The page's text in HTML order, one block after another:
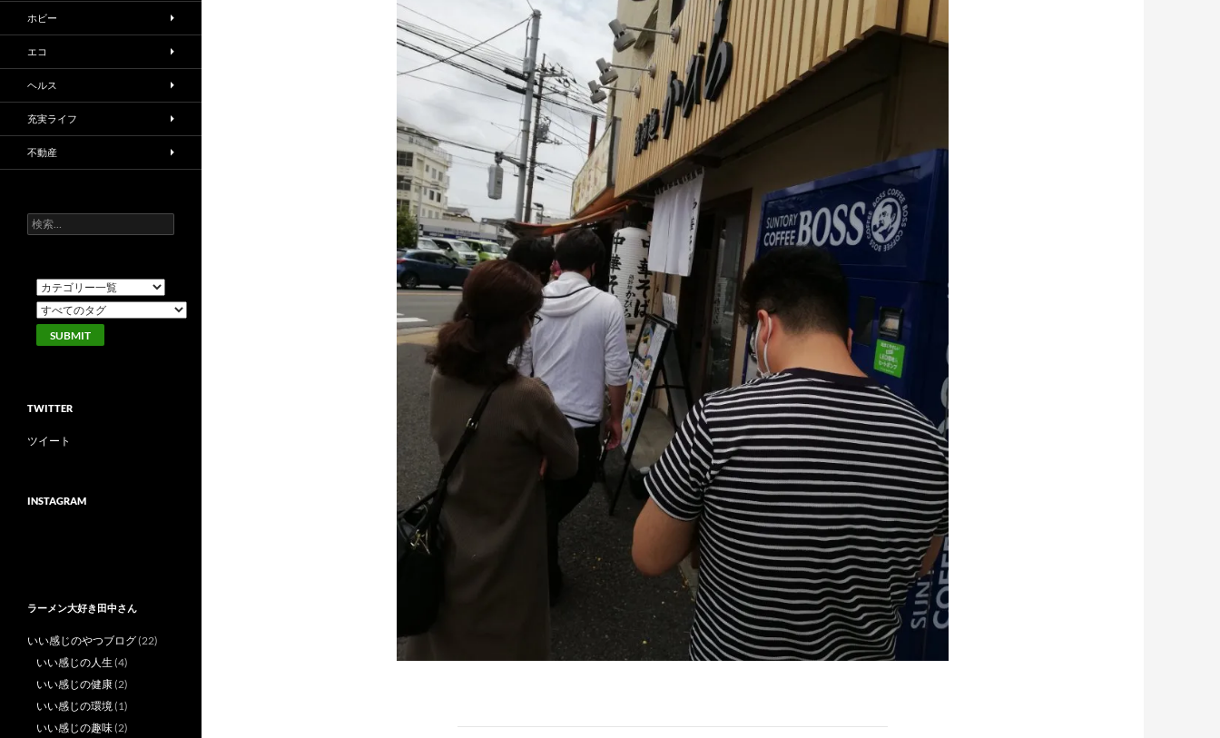
ホビー
エコ
ヘルス
充実ライフ
不動産
検
索:
TWITTER
ツイート
INSTAGRAM
ラーメン大好き田中さん
いい感じのやつブログ(22)
いい感じの人生 (4)
いい感じの健康(2)
いい感じの環境(1)
いい感じの趣味(2)